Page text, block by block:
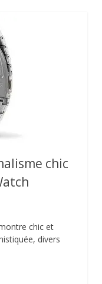
chic
chic et
divers